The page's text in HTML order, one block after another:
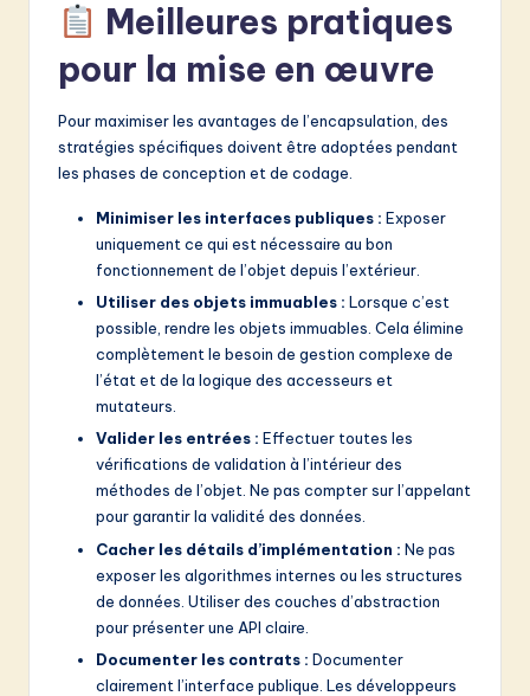
Meilleures pratiques
pour la mise en œuvre
Pour maximiser les avantages de l’encapsulation, des
stratégies spécifiques doivent être adoptées pendant
les phases de conception et de codage.
Minimiser les interfaces publiques : Exposer
uniquement ce qui est nécessaire au bon
fonctionnement de l’objet depuis l’extérieur.
Utiliser des objets immuables : Lorsque c’est
possible, rendre les objets immuables. Cela élimine
complètement le besoin de gestion complexe de
l’état et de la logique des accesseurs et
mutateurs.
Valider les entrées : Effectuer toutes les
vérifications de validation à l’intérieur des
méthodes de l’objet. Ne pas compter sur l’appelant
pour garantir la validité des données.
Cacher les détails d’implémentation : Ne pas
exposer les algorithmes internes ou les structures
de données. Utiliser des couches d’abstraction
pour présenter une API claire.
Documenter les contrats : Documenter
clairement l’interface publique. Les développeurs